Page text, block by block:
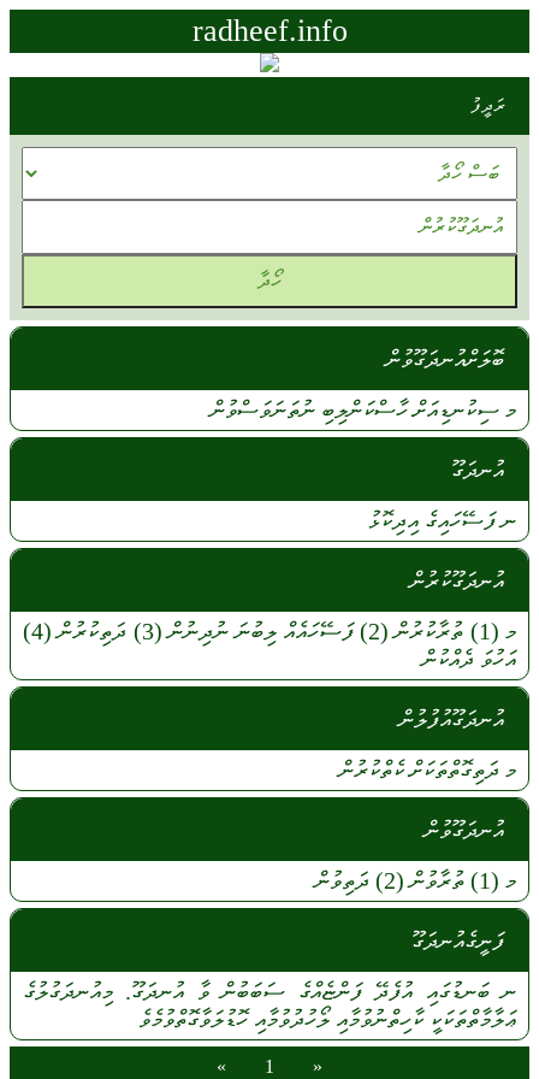
radheef.info
ރަދީފު
ބޮލަށްއުނދަގޫވުން
މ ސިކުނޑިއަށްހާސްކަންލިބި ނުތަނަވަސްވުން
އުނދަގޫ
ނފަސޭހައިގެ އިދިކޮޅު
އުނދަގޫކުރުން
މ (1) ތުރާކުރުން(2) ފަސޭހައެއް ލިބުނަނުދިނުން(3) ދަތިކުރުން(4)
އަހުވަ ދެއްކުން
އުނދަގޫއުފުލުން
މ ދަތިގޮތްތަކަށްކެތްކުރުން
އުނދަގޫވުން
މ (1) ތުރާވުން(2) ދަތިވުން
ފަނީގެއުނދަގޫ
ނބަނޑުގައި އުފެދޭފަންޏެއްގެ ސަބަބުންވާ އުނދަގޫ. މިއުނދަގުލުގެ
ޢަލާމާތްތަކަކީކާހިތްނުވުމާއިލޯހުދުވުމާއިހޮޑުލަވާގޮތްވުމެވެ
«
1
»